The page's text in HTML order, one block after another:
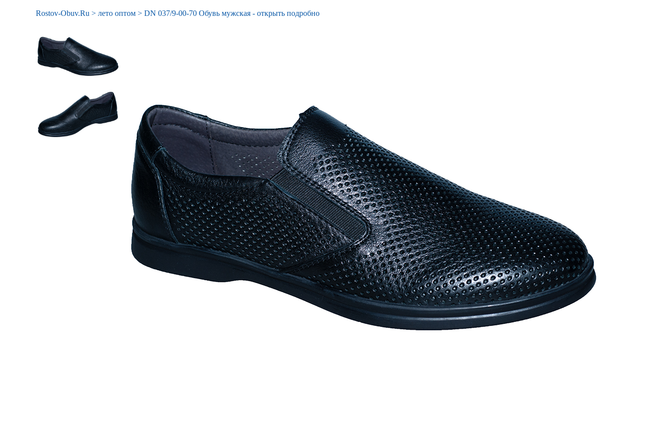
Rostov-Obuv.Ru > лето оптом > DN 037/9-00-70 Обувь мужская - открыть подробно